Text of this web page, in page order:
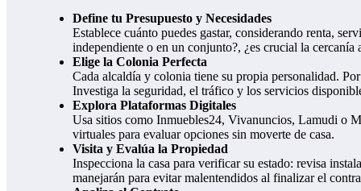
Define tu Presupuesto y Necesidades
Establece cuánto puedes gastar, considerando renta,
independiente o en un conjunto?, ¿es crucial la
Elige la Colonia Perfecta
Cada alcaldía y colonia tiene su propia personalidad.
Investiga la seguridad, el tráfico y los servicios
Explora Plataformas Digitales
Usa sitios como Inmuebles24, Vivanuncios, Lamudi o
virtuales para evaluar opciones sin moverte de casa.
Visita y Evalúa la Propiedad
Inspecciona la casa para verificar su estado: revisa
manejarán para evitar malentendidos al finalizar el